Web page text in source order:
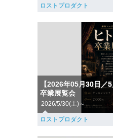
ロストプロダクト
【2026年05月30日／
卒業展覧会
2026/5/30(土)～
ロストプロダクト